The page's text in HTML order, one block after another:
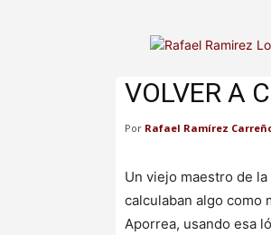
VOLVER A
Por Rafael Ramírez
Un viejo maestro de
calculaban algo como
Aporrea, usando esa